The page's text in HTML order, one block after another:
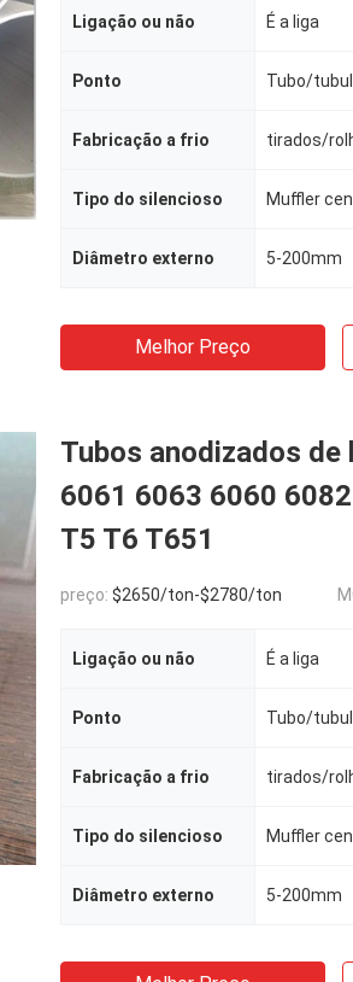
Ligação ou não É a liga
Ponto Tubo/
Fabricação a frio tirados/
Tipo do silencioso Muffler
Diâmetro externo 5-200mm
Melhor Preço
Tubos anodizados de
6061 6063 6060
T5 T6 T651
preço: $2650/ton-$2780/ton
Ligação ou não É a liga
Ponto Tubo/
Fabricação a frio tirados/
Tipo do silencioso Muffler
Diâmetro externo 5-200mm